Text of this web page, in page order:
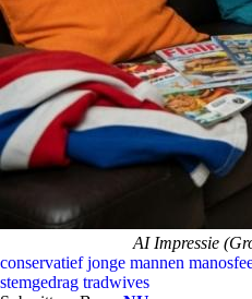
AI Impressie
conservatief jonge mannen
stemgedrag tradwives